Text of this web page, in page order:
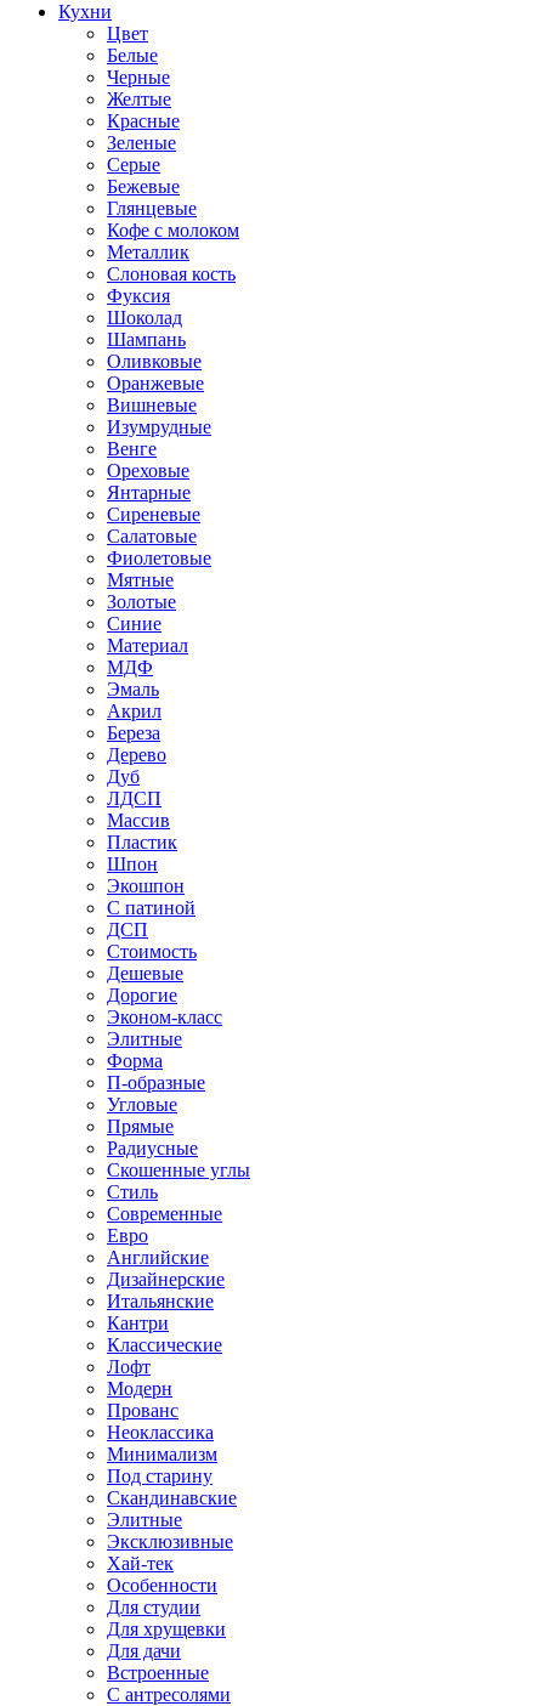
Кухни
Цвет
Белые
Черные
Желтые
Красные
Зеленые
Серые
Бежевые
Глянцевые
Кофе с молоком
Металлик
Слоновая кость
Фуксия
Шоколад
Шампань
Оливковые
Оранжевые
Вишневые
Изумрудные
Венге
Ореховые
Янтарные
Сиреневые
Салатовые
Фиолетовые
Мятные
Золотые
Синие
Материал
МДФ
Эмаль
Акрил
Береза
Дерево
Дуб
ЛДСП
Массив
Пластик
Шпон
Экошпон
С патиной
ДСП
Стоимость
Дешевые
Дорогие
Эконом-класс
Элитные
Форма
П-образные
Угловые
Прямые
Радиусные
Скошенные углы
Стиль
Современные
Евро
Английские
Дизайнерские
Итальянские
Кантри
Классические
Лофт
Модерн
Прованс
Неоклассика
Минимализм
Под старину
Скандинавские
Элитные
Эксклюзивные
Хай-тек
Особенности
Для студии
Для хрущевки
Для дачи
Встроенные
С антресолями